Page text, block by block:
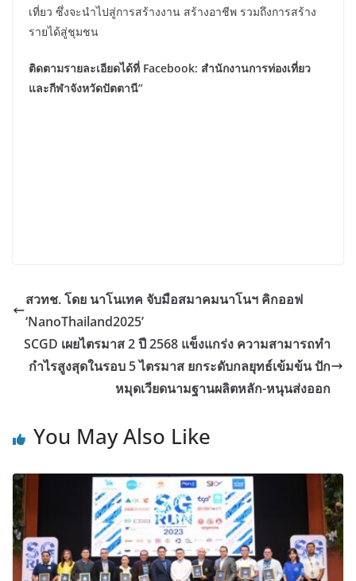
เที่ยว ซึ่งจะนำไปสู่การสร้างงาน สร้างอาชีพ รวมถึงการสร้าง
รายได้สู่ชุมชน
ติดตามรายละเอียดได้ที่ Facebook: สำนักงานการท่องเที่ยว
และกีฬาจังหวัดปัตตานี”
สวทช. โดย นาโนเทค จับมือสมาคมนาโนฯ คิกออฟ
‘NanoThailand2025’
SCGD เผยไตรมาส 2 ปี 2568 แข็งแกร่ง ความสามารถทำ
กำไรสูงสุดในรอบ 5 ไตรมาส ยกระดับกลยุทธ์เข้มข้น ปัก
หมุดเวียดนามฐานผลิตหลัก-หนุนส่งออก
You May Also Like